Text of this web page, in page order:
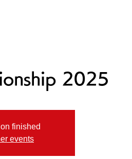
2025
finished
events